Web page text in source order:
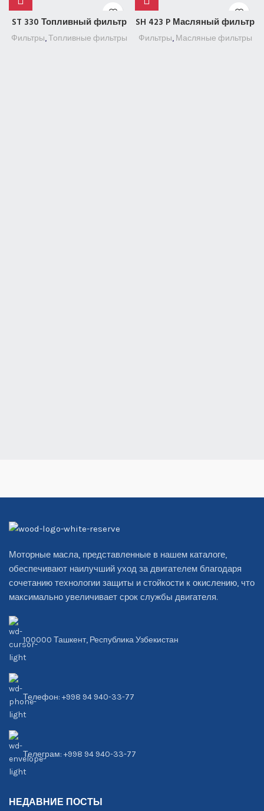
ST 330 Топливный фильтр
Фильтры,Топливные фильтры
SH 423 P Масляный фильтр
Фильтры, Масляные фильтры
Моторные масла, представленные в нашем каталоге,
обеспечивают наилучший уход за двигателем благодаря
сочетанию технологии защиты и стойкости к окислению, что
максимально увеличивает срок службы двигателя.
100000 Ташкент, Республика Узбекистан
Телефон: +998 94 940-33-77
Телеграм: +998 94 940-33-77
НЕДАВНИЕ ПОСТЫ